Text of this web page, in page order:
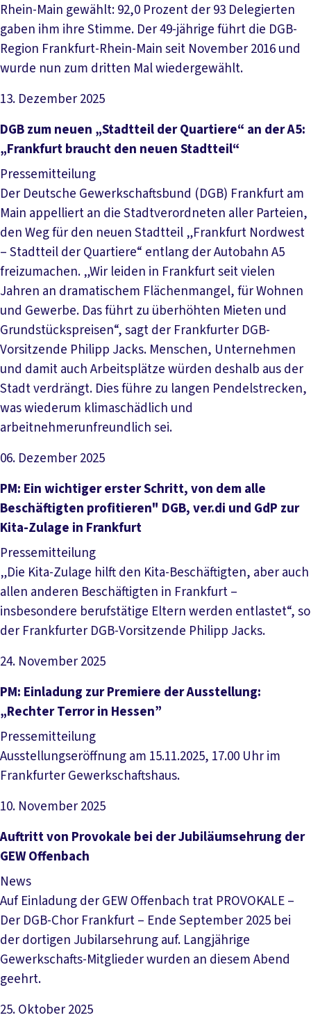
Rhein-Main gewählt: 92,0 Prozent der 93 Delegierten
gaben ihm ihre Stimme. Der 49-jährige führt die DGB-
Region Frankfurt-Rhein-Main seit November 2016 und
wurde nun zum dritten Mal wiedergewählt.
13. Dezember 2025
Artikel lesen
DGB zum neuen „Stadtteil der Quartiere“ an der A5:
„Frankfurt braucht den neuen Stadtteil“
Pressemitteilung
Der Deutsche Gewerkschaftsbund (DGB) Frankfurt am
Main appelliert an die Stadtverordneten aller Parteien,
den Weg für den neuen Stadtteil „Frankfurt Nordwest
– Stadtteil der Quartiere“ entlang der Autobahn A5
freizumachen. „Wir leiden in Frankfurt seit vielen
Jahren an dramatischem Flächenmangel, für Wohnen
und Gewerbe. Das führt zu überhöhten Mieten und
Grundstückspreisen“, sagt der Frankfurter DGB-
Vorsitzende Philipp Jacks. Menschen, Unternehmen
und damit auch Arbeitsplätze würden deshalb aus der
Stadt verdrängt. Dies führe zu langen Pendelstrecken,
was wiederum klimaschädlich und
arbeitnehmerunfreundlich sei.
06. Dezember 2025
Artikel lesen
PM: Ein wichtiger erster Schritt, von dem alle
Beschäftigten profitieren" DGB, ver.di und GdP zur
Kita-Zulage in Frankfurt
Pressemitteilung
„Die Kita-Zulage hilft den Kita-Beschäftigten, aber auch
allen anderen Beschäftigten in Frankfurt –
insbesondere berufstätige Eltern werden entlastet“, so
der Frankfurter DGB-Vorsitzende Philipp Jacks.
24. November 2025
Artikel lesen
PM: Einladung zur Premiere der Ausstellung:
„Rechter Terror in Hessen”
Pressemitteilung
Ausstellungseröffnung am 15.11.2025, 17.00 Uhr im
Frankfurter Gewerkschaftshaus.
10. November 2025
Artikel lesen
Auftritt von Provokale bei der Jubiläumsehrung der
GEW Offenbach
News
Auf Einladung der GEW Offenbach trat PROVOKALE –
Der DGB-Chor Frankfurt – Ende September 2025 bei
der dortigen Jubilarsehrung auf. Langjährige
Gewerkschafts-Mitglieder wurden an diesem Abend
geehrt.
25. Oktober 2025